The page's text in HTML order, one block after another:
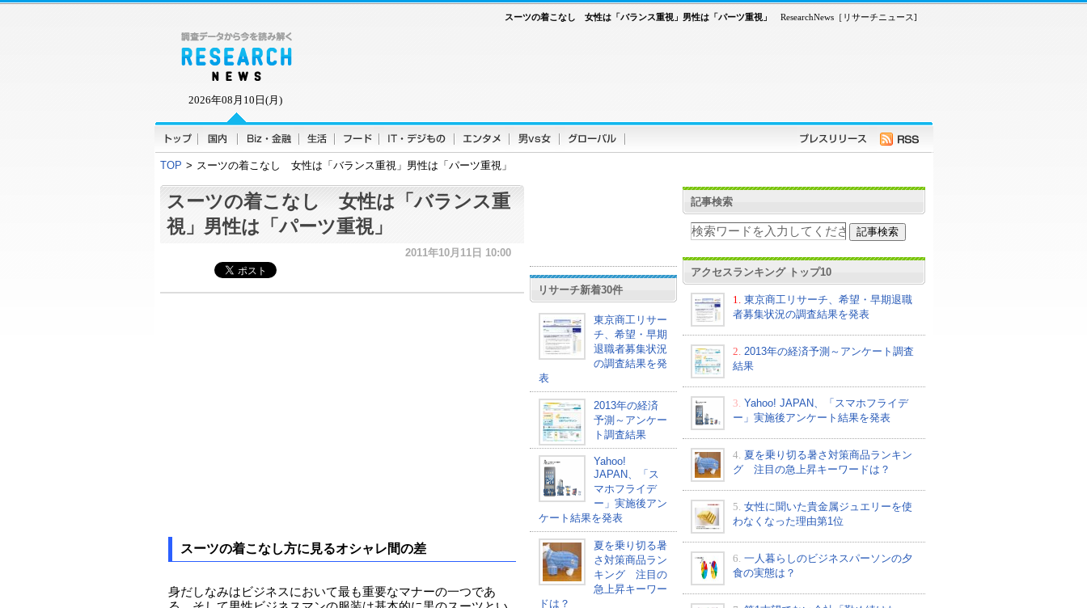
2026年08月10日(月)
ResearchNews［リサーチニュース]
スーツの着こなし 女性は「バランス重視」男性は「パーツ重視」
TOP > スーツの着こなし 女性は「バランス重視」男性は「パーツ重視」
スーツの着こなし 女性は「バランス重
視」男性は「パーツ重視」
2011年10月11日 10:00
スーツの着こなし方に見るオシャレ間の差
身だしなみはビジネスにおいて最も重要なマナーの一つであ
リサーチ新着30件
東京商工リサー
チ、希望・早期
退職者募集状況
の調査結果を発
表
2013年の経済
予測～アンケー
ト調査結果
Yahoo!
JAPAN、「ス
マホフライデ
ー」実施後アン
ケート結果を発表
夏を乗り切る暑
さ対策商品ラン
キング 注目の
急上昇キーワー
ドは？
記事検索
アクセスランキング トップ10
1.
東京商工リサーチ、希望・早期退職
者募集状況の調査結果を発表
2. 2013年の経済予測～アンケート調査
結果
3. Yahoo! JAPAN、「スマホフライデ
ー」実施後アンケート結果を発表
4. 夏を乗り切る暑さ対策商品ランキン
グ 注目の急上昇キーワードは？
5. 女性に聞いた貴金属ジュエリーを使
わなくなった理由第1位
6. 一人暮らしのビジネスパーソンの夕
食の実態は？